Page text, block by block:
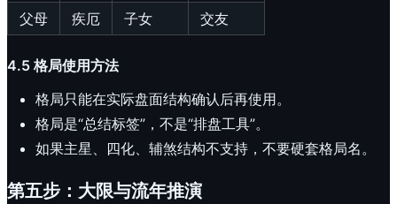
父母 疾厄 子女 交友
4.5 格局使用方法
格局只能在实际盘面结构确认后再使用。
格局是“总结标签”，不是“排盘工具”。
如果主星、四化、辅煞结构不支持，不要硬套格局名。
第五步：大限与流年推演